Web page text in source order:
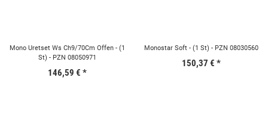
Mono Uretset Ws Ch9/70Cm Offen - (1
St) - PZN 08050971
146,59 € *
Monostar Soft - (1 St) - PZN 08030560
150,37 € *